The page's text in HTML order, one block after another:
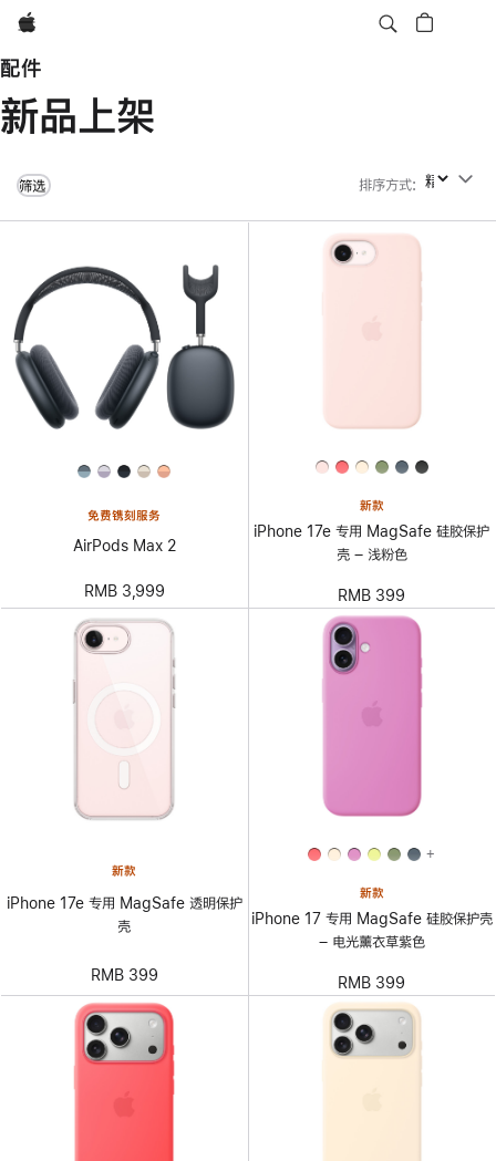
Apple
配件
新品上架
筛选 排序方式: 排序方式
免费镌刻服务
AirPods Max 2
RMB 3,999
新款
iPhone 17e 专用 MagSafe 硅胶保护
壳 – 浅粉色
RMB 399
新款
iPhone 17e 专用 MagSafe 透明保护
壳
RMB 399
+
新款
iPhone 17 专用 MagSafe 硅胶保护壳
– 电光薰衣草紫色
RMB 399